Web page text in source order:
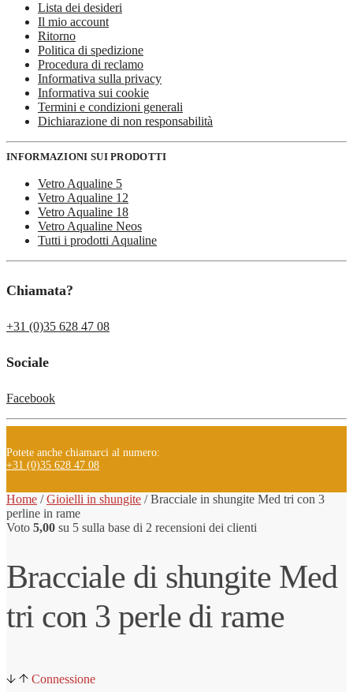
Lista dei desideri
Il mio account
Ritorno
Politica di spedizione
Procedura di reclamo
Informativa sulla privacy
Informativa sui cookie
Termini e condizioni generali
Dichiarazione di non responsabilità
INFORMAZIONI SUI PRODOTTI
Vetro Aqualine 5
Vetro Aqualine 12
Vetro Aqualine 18
Vetro Aqualine Neos
Tutti i prodotti Aqualine
Chiamata?
+31 (0)35 628 47 08
Sociale
Facebook
Potete anche chiamarci al numero:
+31 (0)35 628 47 08
Home /Gioielli in shungite /Bracciale in shungite Med tri con 3
perline in rame
Voto 5,00 su 5 sulla base di 2 recensioni dei clienti
Bracciale di shungite Med
tri con 3 perle di rame
Connessione